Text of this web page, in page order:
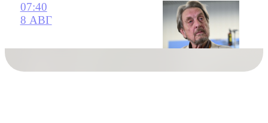
07:40
8 АВГ